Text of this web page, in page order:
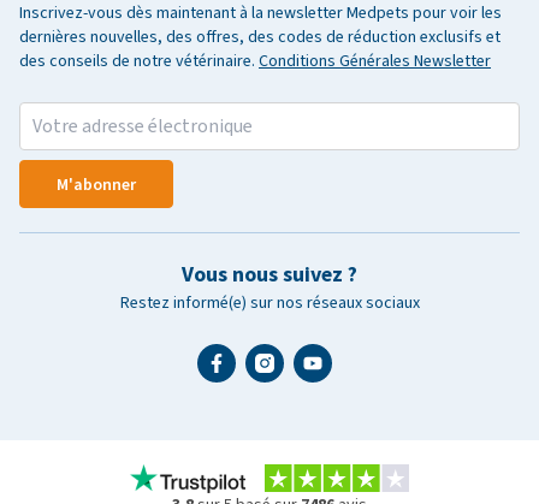
Inscrivez-vous dès maintenant à la newsletter Medpets pour voir les
dernières nouvelles, des offres, des codes de réduction exclusifs et
des conseils de notre vétérinaire. Conditions Générales Newsletter
M'abonner
Vous nous suivez ?
Restez informé(e) sur nos réseaux sociaux